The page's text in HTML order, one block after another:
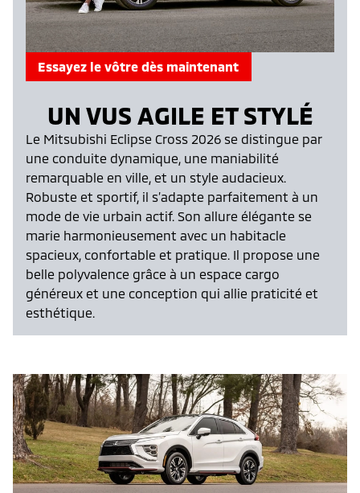
UN VUS AGILE ET STYLÉ
Le Mitsubishi Eclipse Cross 2026 se distingue par
une conduite dynamique, une maniabilité
remarquable en ville, et un style audacieux.
Robuste et sportif, il s’adapte parfaitement à un
mode de vie urbain actif. Son allure élégante se
marie harmonieusement avec un habitacle
spacieux, confortable et pratique. Il propose une
belle polyvalence grâce à un espace cargo
généreux et une conception qui allie praticité et
esthétique.
Essayez le vôtre dès maintenant